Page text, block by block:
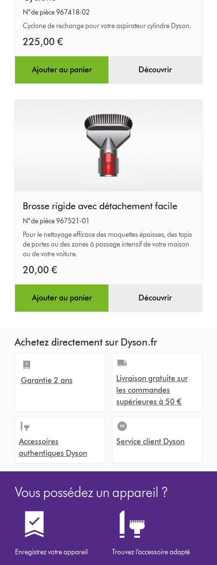
N° de pièce 967418-02
Cyclone de rechange pour votre aspirateur cylindre Dyson.
225,00 €
Ajouter au panier Découvrir
Brosse
rigide
avec
détachement
facile
Brosse rigide avec détachement facile
N° de pièce 967521-01
Pour le nettoyage efficace des moquettes épaisses, des tapis
de portes ou des zones à passage intensif de votre maison
ou de votre voiture.
20,00 €
Ajouter au panier Découvrir
Achetez directement sur Dyson.fr
Garantie 2 ans
Livraison gratuite sur
les commandes
supérieures à 50 €
Accessoires
authentiques Dyson
Service client Dyson
Vous possédez un appareil ?
Enregistrez votre appareil Trouvez l’accessoire adapté